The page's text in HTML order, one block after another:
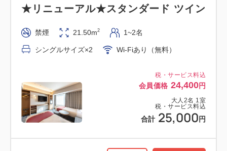
税・サービス料込
会員価格 24,400円
大人 2名 1室
税・サービス料込
合計 25,000 円
★リニューアル★スタンダード ツイン
禁煙 21.50m2 1~2名
シングルサイズ×2 Wi-Fiあり（無料）